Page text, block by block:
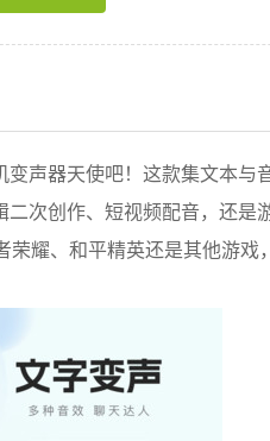
声器天使吧！这款集文本与
次创作、短视频配音，还是
耀、和平精英还是其他游